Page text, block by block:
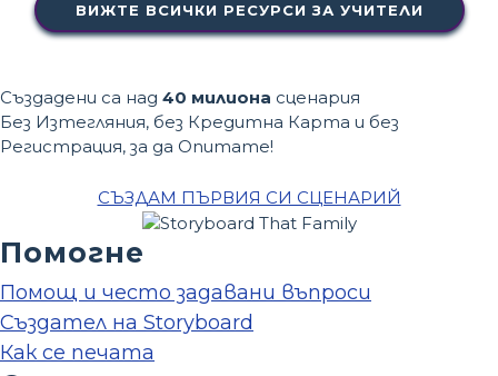
ВИЖТЕ ВСИЧКИ РЕСУРСИ ЗА УЧИТЕЛИ
Създадени са над 40 милиона сценария
Без Изтегляния, без Кредитна Карта и без
Регистрация, за да Опитате!
СЪЗДАМ ПЪРВИЯ СИ СЦЕНАРИЙ
Помогне
Помощ и често задавани въпроси
Създател на Storyboard
Как се печата